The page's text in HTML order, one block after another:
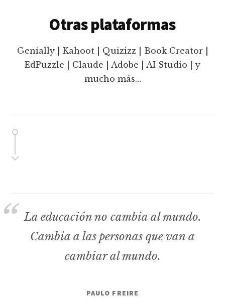
Otras plataformas
Genially | Kahoot | Quizizz | Book Creator |
EdPuzzle | Claude | Adobe | AI Studio | y
mucho más…
La educación no cambia al mundo.
Cambia a las personas que van a
cambiar al mundo.
PAULO FREIRE